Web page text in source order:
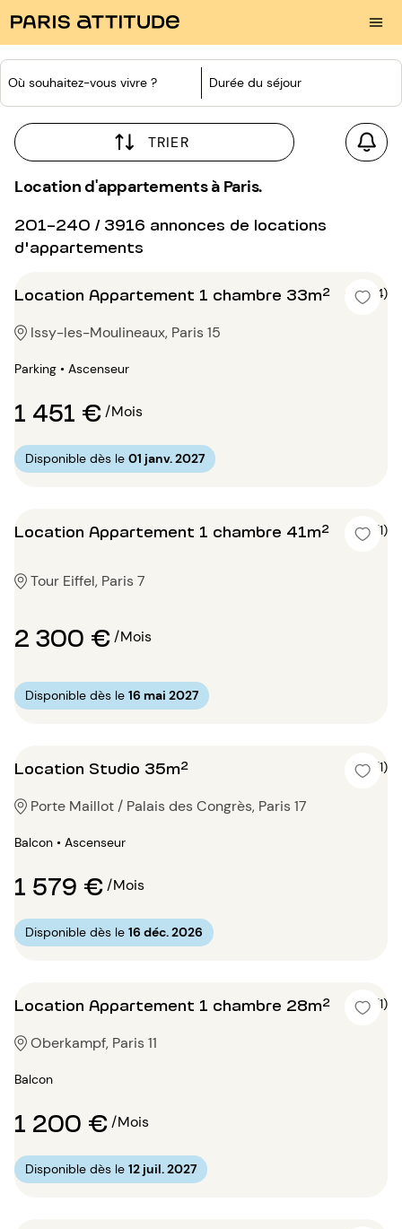
Où souhaitez-vous vivre ? Durée du séjour
TRIER
Location d'appartements à Paris.
201-240 / 3916 annonces de locations
d'appartements
Location Appartement 1 chambre 33m² 5 (4)
Issy-les-Moulineaux, Paris 15
Parking • Ascenseur
1 451 €/Mois
Disponible dès le 01 janv. 2027
Location Appartement 1 chambre 41m² 5 (1)
Tour Eiffel, Paris 7
2 300 €/Mois
Disponible dès le 16 mai 2027
Location Studio 35m² 5 (1)
Porte Maillot / Palais des Congrès, Paris 17
Balcon • Ascenseur
1 579 €/Mois
Disponible dès le 16 déc. 2026
Location Appartement 1 chambre 28m² 4 (1)
Oberkampf, Paris 11
Balcon
1 200 €/Mois
Disponible dès le 12 juil. 2027